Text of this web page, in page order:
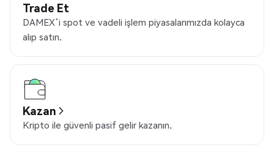
Trade Et
DAMEX’i spot ve vadeli işlem piyasalarımızda kolayca
alıp satın.
Kazan
Kripto ile güvenli pasif gelir kazanın.